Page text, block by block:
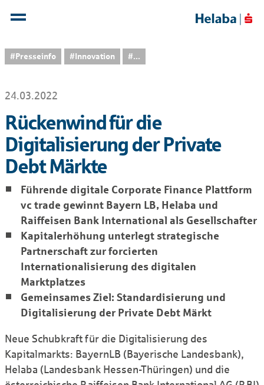
#Presseinfo #Innovation ...
24.03.2022
Rückenwind für die
Digitalisierung der Private
Debt Märkte
Führende digitale Corporate Finance Plattform
vc trade gewinnt Bayern LB, Helaba und
Raiffeisen Bank International als Gesellschafter
Kapitalerhöhung unterlegt strategische
Partnerschaft zur forcierten
Internationalisierung des digitalen
Marktplatzes
Gemeinsames Ziel: Standardisierung und
Digitalisierung der Private Debt Märkt
Neue Schubkraft für die Digitalisierung des
Kapitalmarkts: BayernLB (Bayerische Landesbank),
Helaba (Landesbank Hessen-Thüringen) und die